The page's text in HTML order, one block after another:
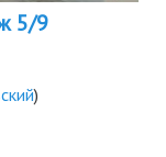
5/9
)